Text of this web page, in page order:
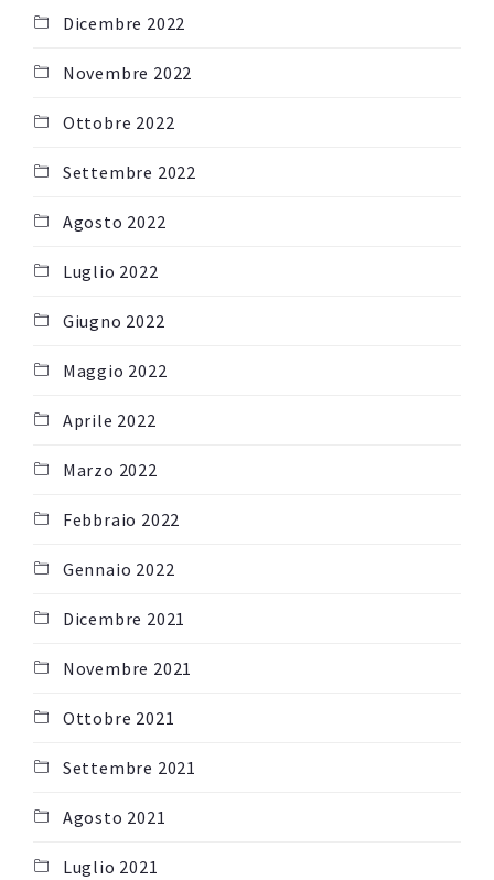
Dicembre 2022
Novembre 2022
Ottobre 2022
Settembre 2022
Agosto 2022
Luglio 2022
Giugno 2022
Maggio 2022
Aprile 2022
Marzo 2022
Febbraio 2022
Gennaio 2022
Dicembre 2021
Novembre 2021
Ottobre 2021
Settembre 2021
Agosto 2021
Luglio 2021